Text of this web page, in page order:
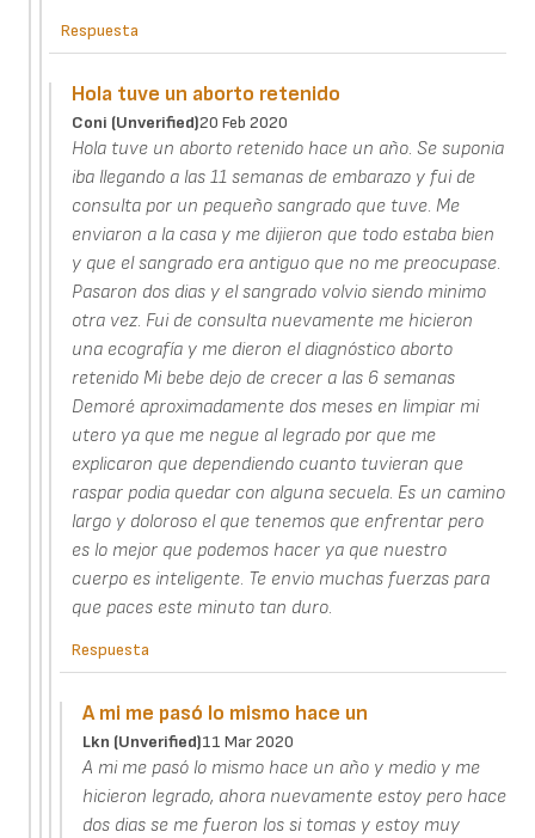
Respuesta
Hola tuve un aborto retenido
Coni (unverified)20 Feb 2020
Hola tuve un aborto retenido hace un año. Se suponia
iba llegando a las 11 semanas de embarazo y fui de
consulta por un pequeño sangrado que tuve. Me
enviaron a la casa y me dijieron que todo estaba bien
y que el sangrado era antiguo que no me preocupase.
Pasaron dos dias y el sangrado volvio siendo minimo
otra vez. Fui de consulta nuevamente me hicieron
una ecografía y me dieron el diagnóstico aborto
retenido Mi bebe dejo de crecer a las 6 semanas
Demoré aproximadamente dos meses en limpiar mi
utero ya que me negue al legrado por que me
explicaron que dependiendo cuanto tuvieran que
raspar podia quedar con alguna secuela. Es un camino
largo y doloroso el que tenemos que enfrentar pero
es lo mejor que podemos hacer ya que nuestro
cuerpo es inteligente. Te envio muchas fuerzas para
que paces este minuto tan duro.
Respuesta
A mi me pasó lo mismo hace un
Lkn (unverified)11 Mar 2020
A mi me pasó lo mismo hace un año y medio y me
hicieron legrado, ahora nuevamente estoy pero hace
dos dias se me fueron los si tomas y estoy muy